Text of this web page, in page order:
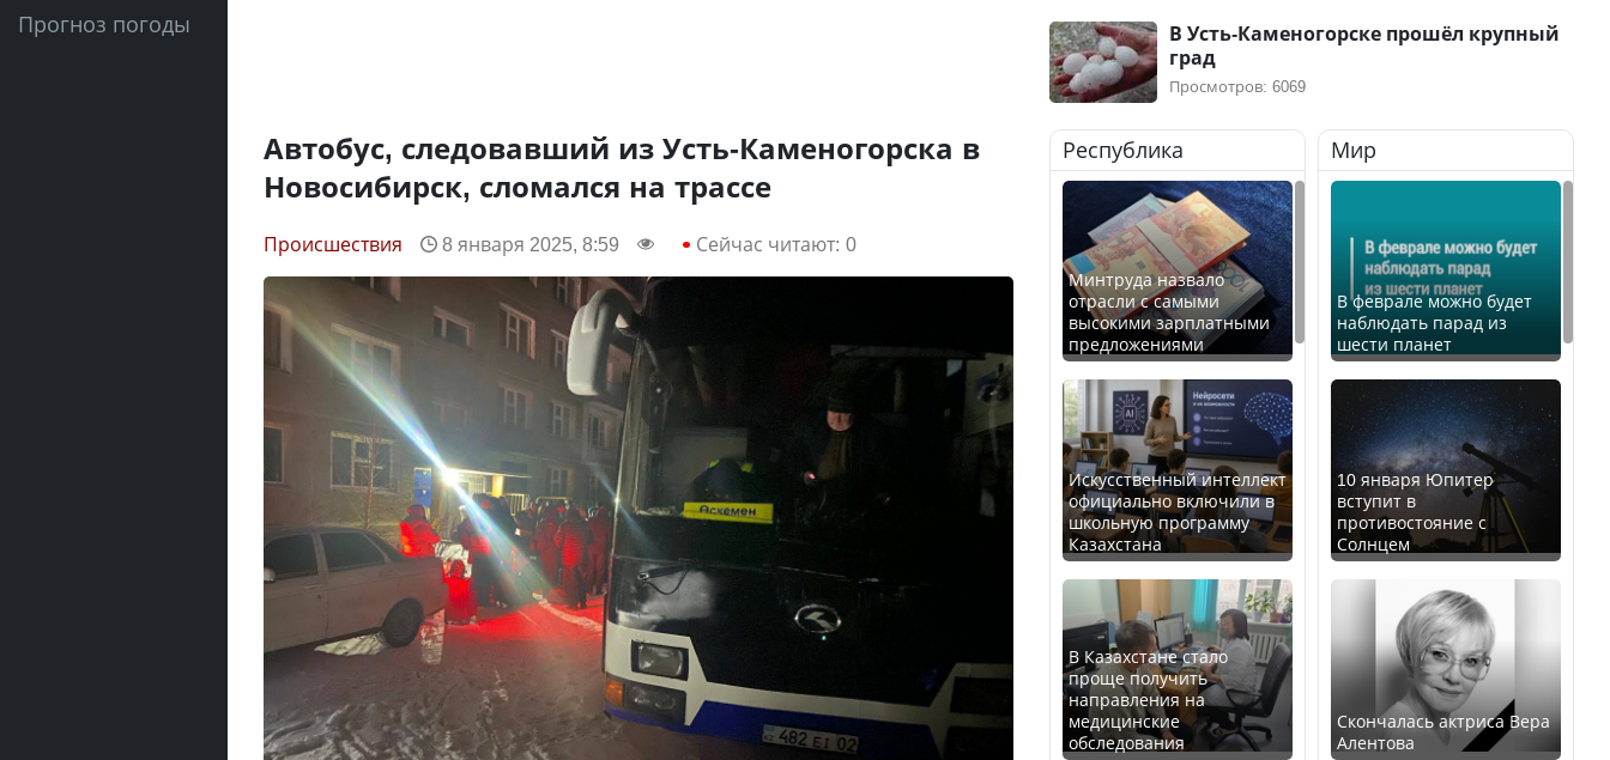
Прогноз погоды
Автобус, следовавший из Усть-Каменогорска в
Новосибирск, сломался на трассе
Происшествия 8 января 2025, 8:59 Сейчас читают: 0
В Усть-Каменогорске прошёл крупный
град
Просмотров: 6069
Республика
Минтруда назвало
отрасли с самыми
высокими зарплатными
предложениями
Искусственный интеллект
официально включили в
школьную программу
Казахстана
В Казахстане стало
проще получить
направления на
медицинские
обследования
Мир
В феврале можно будет
наблюдать парад из
шести планет
10 января Юпитер
вступит в
противостояние с
Солнцем
Скончалась актриса Вера
Алентова